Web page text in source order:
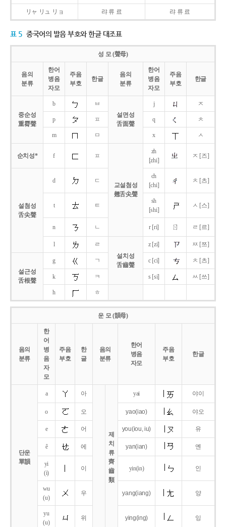
リャ リュ リョ 랴 류 료 랴 류 료
표 5 중국어의 발음 부호와 한글 대조표
성 모 (聲母)
음의
분류
한어
병음
자모
주음
부호
한글
음의
분류
한어
병음
자모
주음
부호
한글
중순성
重脣聲
b
ㅂ
설면성
舌面聲
j ㅈ
p ㅍ q ㅊ
m ㅁ x ㅅ
순치성* f ㅍ
교설첨성
翹舌尖聲
zh
[zhi]
ㅈ [즈]
설첨성
舌尖聲
d ㄷ
ch
[chi]
ㅊ [츠]
t ㅌ
sh
[shi]
ㅅ [스]
n ㄴ r [ri] ㄖ ㄹ [르]
l
ㄹ
설치성
舌齒聲
z [zi] ㅉ [쯔]
설근성
舌根聲
g ㄱ c [ci] ㅊ [츠]
k ㅋ s [si] ㅆ [쓰]
h ㅎ
운 모 (韻母)
음의
분류
한
어
병
음
자
모
주음
부호
한
글
음의
분류
한어
병음
자모
주음
부호
한글
단운
單韻
a 아
제
치
류
齊
齒
類
yai 야이
o 오 yao(iao) 야오
e 어 you(iou,iu) 유
ê 에 yan(ian) 옌
yi
(i)
이 yin(in) 인
wu
(u)
우 yang(iang) 양
yu
(u)
위 ying(ing) 잉